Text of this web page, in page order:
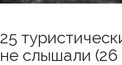
25
не слышали (26